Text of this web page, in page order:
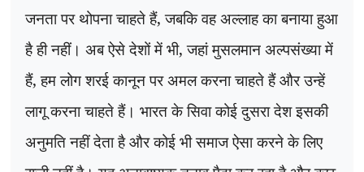
जनता पर थोपना चाहते हैं,जबकि वह अल्लाह का बनाया हुआ
है ही नहीं। अब ऐसे देशों में भी,जहां मुसलमान अल्पसंख्या में
हैं,हम लोग शरई कानून पर अमल करना चाहते हैं और उन्हें
लागू करना चाहते हैं। भारत के सिवा कोई दुसरा देश इसकी
अनुमति नहीं देता है और कोई भी समाज ऐसा करने के लिए